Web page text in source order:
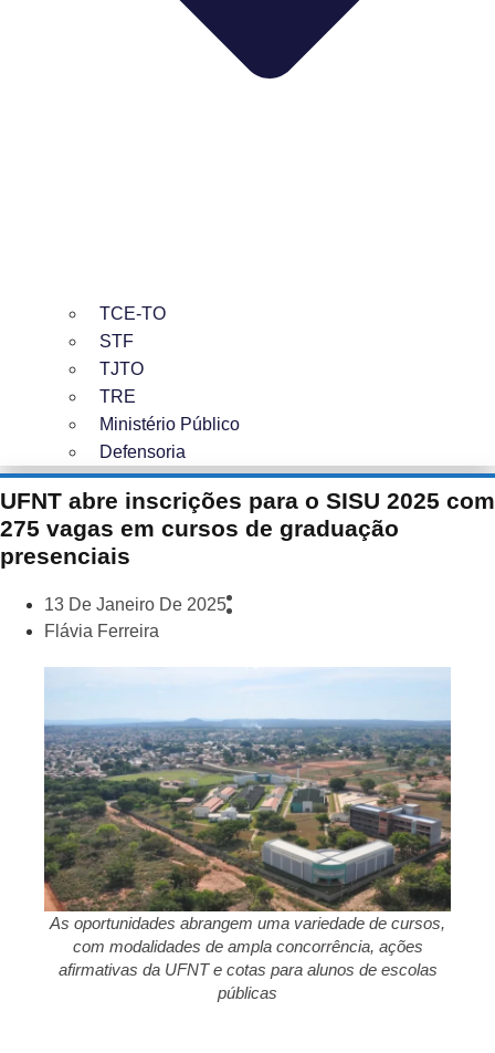
TCE-TO
STF
TJTO
TRE
Ministério Público
Defensoria
UFNT abre inscrições para o SISU 2025 com
275 vagas em cursos de graduação
presenciais
13 De Janeiro De 2025
Flávia Ferreira
As oportunidades abrangem uma variedade de cursos,
com modalidades de ampla concorrência, ações
afirmativas da UFNT e cotas para alunos de escolas
públicas